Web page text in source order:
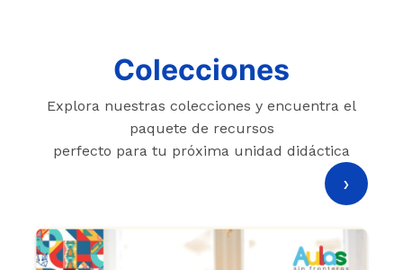
Colecciones
Explora nuestras colecciones y encuentra el
paquete de recursos
perfecto para tu próxima unidad didáctica
›